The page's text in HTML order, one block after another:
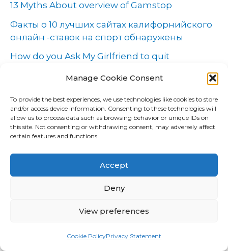
Manage Cookie Consent
To provide the best experiences, we use technologies like cookies to store
and/or access device information. Consenting to these technologies will
allow us to process data such as browsing behavior or unique IDs on
this site. Not consenting or withdrawing consent, may adversely affect
certain features and functions.
Accept
Deny
View preferences
Cookie PolicyPrivacy Statement
13 Myths About overview of Gamstop
Факты о 10 лучших сайтах калифорнийского
онлайн -ставок на спорт обнаружены
How do you Ask My Girlfriend to quit
LDS Earth Assessment – Precisely What Do We
All Know Informazioni
Recent Comments
No comments to show.